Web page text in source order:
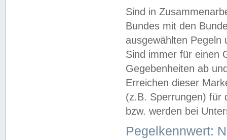
Sind in
Bundes mit den
ausgewählten
Sind immer für einen
Gegebenheiten ab
Erreichen dieser
(z.B. Sperrungen) für
bzw. werden bei
Pegelkennwert: